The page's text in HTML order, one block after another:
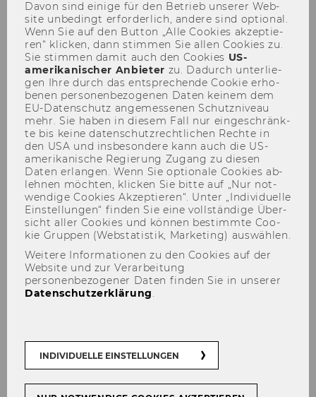
Wirtschaftsuniversität Wien
Mitglieder des Vorstandes
(Konvent), Funktionsperiode
von 1.10.2025 bis 30.9.2028
Vorsitzende
Anne d'Arcy
Stellvertretender Vorsitzender
Martin Spitzer
Mit­glie­der des Kon­vents sind der je­wei­li­ge
Davon sind ei­ni­ge für den Be­trieb un­se­rer Web­
site un­be­dingt er­for­der­lich, an­de­re sind op­tio­nal.
Wenn Sie auf den But­ton „Alle Coo­kies ak­zep­tie­
ren“ kli­cken, dann stim­men Sie allen Coo­kies zu.
Sie stim­men damit auch den Coo­kies US-​
amerikanischer An­bie­ter zu. Da­durch un­ter­lie­
gen Ihre durch das ent­spre­chen­de Coo­kie er­ho­
be­nen per­so­nen­be­zo­ge­nen Daten kei­nem dem
EU-​Datenschutz an­ge­mes­se­nen Schutz­ni­veau
mehr. Sie haben in die­sem Fall nur ein­ge­schränk­
te bis keine da­ten­schutz­recht­li­chen Rech­te in
den USA und ins­be­son­de­re kann auch die US-​
amerikanische Re­gie­rung Zu­gang zu die­sen
Daten er­lan­gen. Wenn Sie op­tio­na­le Coo­kies ab­
leh­nen möch­ten, kli­cken Sie bitte auf „Nur not­
wen­di­ge Coo­kies Ak­zep­tie­ren“. Unter „In­di­vi­du­el­le
Ein­stel­lun­gen“ fin­den Sie eine voll­stän­di­ge Über­
sicht aller Coo­kies und kön­nen be­stimm­te Coo­
kie Grup­pen (Web­sta­tis­tik, Mar­ke­ting) aus­wäh­len.
Weitere Informationen zu den Cookies auf der
Website und zur Verarbeitung
personenbezogener Daten finden Sie in unserer
Datenschutzerklärung.
INDIVIDUELLE EINSTELLUNGEN